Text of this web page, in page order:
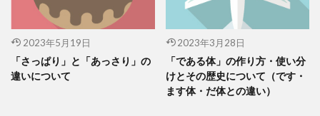
2023年5月19日
「さっぱり」と「あっさり」の
違いについて
2023年3月28日
「である体」の作り方・使い分
けとその歴史について（です・
ます体・だ体との違い）